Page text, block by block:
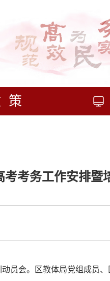
策
考考务工作安排暨
员会。区教体局党组成员